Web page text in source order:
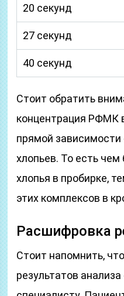
20 секунд
27 секунд
40 секунд
Стоит обратить
концентрация РФМК
прямой
хлопьев. То есть
хлопья в пробирке,
этих комплексов в
Расшифровка
Стоит напомнить,
результатов